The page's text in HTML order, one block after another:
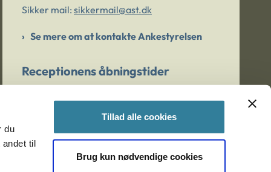
du
til
Tillad alle cookies
Brug kun nødvendige cookies
Sikker mail: sikkermail@ast.dk
Se mere om at kontakte Ankestyrelsen
Receptionens åbningstider
Er du bekymret for et barn/en ung?